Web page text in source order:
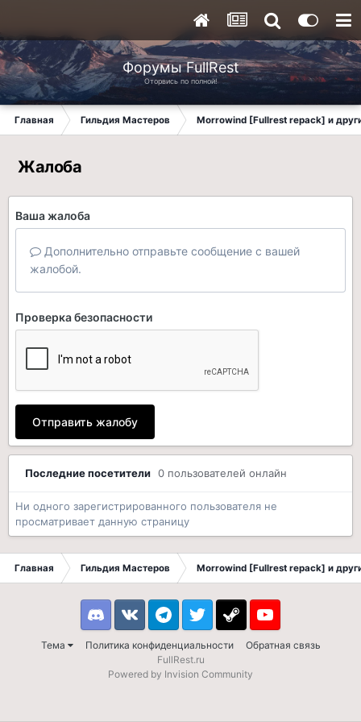
Форумы FullRest
Оторвись по полной!
Главная Гильдия Мастеров Morrowind [Fullrest repack] и
Жалоба
Ваша жалоба
Дополнительно отправьте сообщение с вашей
жалобой.
Проверка безопасности
Отправить жалобу
Последние посетители 0 пользователей онлайн
Ни одного зарегистрированного пользователя не
просматривает данную страницу
Главная Гильдия Мастеров Morrowind [Fullrest repack] и
Тема Политика конфиденциальности Обратная связь
DiscordVK TelegramTwitter Steam Youtube
FullRest.ru
Powered by Invision Community